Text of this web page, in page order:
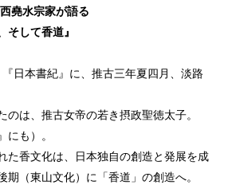
堯水宗家が語る
そして香道』
日本書紀』に、推古三年夏四⽉、淡路
のは、推古女帝の若き摂政聖徳太子。
にも）。
た香文化は、日本独自の創造と発展を成
期（東山文化）に「香道」の創造へ。